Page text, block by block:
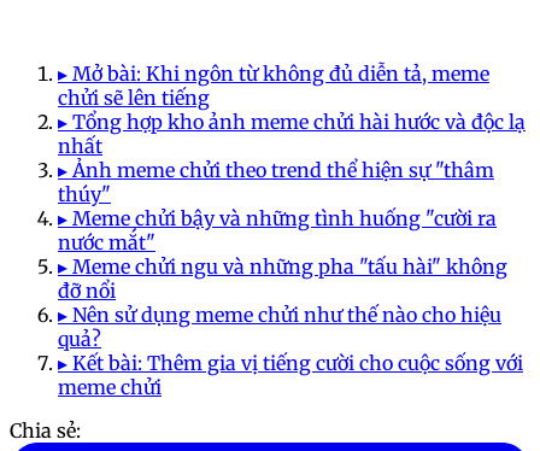
▸ Mở bài: Khi ngôn từ không đủ diễn tả, meme
chửi sẽ lên tiếng
▸ Tổng hợp kho ảnh meme chửi hài hước và độc lạ
nhất
▸ Ảnh meme chửi theo trend thể hiện sự "thâm
thúy"
▸ Meme chửi bậy và những tình huống "cười ra
nước mắt"
▸ Meme chửi ngu và những pha "tấu hài" không
đỡ nổi
▸ Nên sử dụng meme chửi như thế nào cho hiệu
quả?
▸ Kết bài: Thêm gia vị tiếng cười cho cuộc sống với
meme chửi
Chia sẻ: